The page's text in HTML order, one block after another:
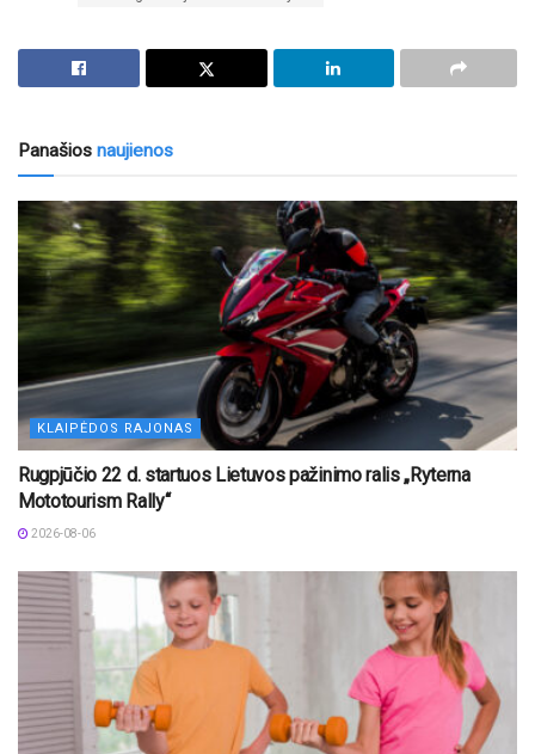
Panašios naujienos
KLAIPĖDOS RAJONAS
Rugpjūčio 22 d. startuos Lietuvos pažinimo ralis „Ryterna
Mototourism Rally“
2026-08-06